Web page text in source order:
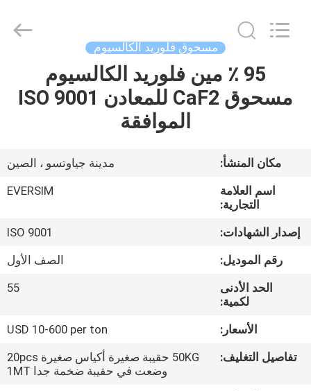
المنزل
فيديوهات
جولة
المصنع
الجودة
Imp.&Exp.Co.,Ltd.
مسحوق فلوريد الكالسيوم
95 ٪ مين فلوريد الكالسيوم
مسحوق CaF2 للمعادن ISO 9001
الموافقة
مكان المنشأ:
مدينة جياوتسو ، الصين
اسم العلامة
التجارية:
EVERSIM
إصدار الشهادات:
ISO 9001
رقم الموديل:
الصف الأول
الحد الأدنى
لكمية:
55
الأسعار:
USD 10-600 per ton
تفاصيل التغليف:
50KG حقيبة صغيرة أكياس صغيرة 20pcs
وضعت في حقيبة ضخمة جدا 1MT